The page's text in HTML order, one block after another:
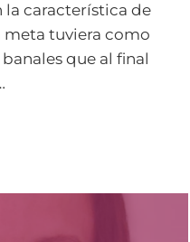
la característica de
meta tuviera como
que al final